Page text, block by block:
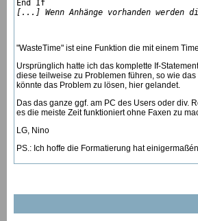
[...] Wenn Anhänge vorhanden werden
"WasteTime" ist eine Funktion die mit einem
Ursprünglich hatte ich das komplette If-
diese teilweise zu Problemen führen, so wie
könnte das Problem zu lösen, hier gelandet.
Das das ganze ggf. am PC des Users oder div.
es die meiste Zeit funktioniert ohne Faxen zu
LG, Nino
PS.: Ich hoffe die Formatierung hat